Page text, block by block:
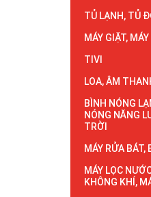
TỦ LẠNH, TỦ
MÁY GIẶT, MÁY
TIVI
LOA, ÂM
BÌNH NÓNG
NÓNG NĂNG
TRỜI
MÁY RỬA BÁT,
MÁY LỌC
KHÔNG KHÍ,